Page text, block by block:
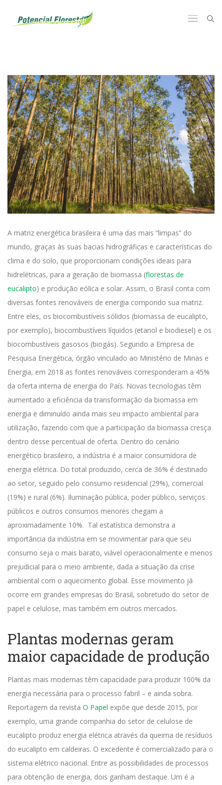
A matriz energética brasileira é uma das mais “limpas” do
mundo, graças às suas bacias hidrográficas e características do
clima e do solo, que proporcionam condições ideais para
hidrelétricas, para a geração de biomassa (florestas de
eucalipto) e produção eólica e solar. Assim, o Brasil conta com
diversas fontes renováveis de energia compondo sua matriz.
Entre eles, os biocombustíveis sólidos (biomassa de eucalipto,
por exemplo), biocombustíveis líquidos (etanol e biodiesel) e os
biocombustíveis gasosos (biogás). Segundo a Empresa de
Pesquisa Energética, órgão vinculado ao Ministério de Minas e
Energia, em 2018 as fontes renováveis corresponderam a 45%
da oferta interna de energia do País. Novas tecnologias têm
aumentado a eficiência da transformação da biomassa em
energia e diminuído ainda mais seu impacto ambiental para
utilização, fazendo com que a participação da biomassa cresça
dentro desse percentual de oferta. Dentro do cenário
energético brasileiro, a indústria é a maior consumidora de
energia elétrica. Do total produzido, cerca de 36% é destinado
ao setor, seguido pelo consumo residencial (29%), comercial
(19%) e rural (6%). Iluminação pública, poder público, serviços
públicos e outros consumos menores chegam a
aproximadamente 10%. Tal estatística demonstra a
importância da indústria em se movimentar para que seu
consumo seja o mais barato, viável operacionalmente e menos
prejudicial para o meio ambiente, dada a situação da crise
ambiental com o aquecimento global. Esse movimento já
ocorre em grandes empresas do Brasil, sobretudo do setor de
papel e celulose, mas também em outros mercados.
Plantas modernas geram
maior capacidade de produção
Plantas mais modernas têm capacidade para produzir 100% da
energia necessária para o processo fabril – e ainda sobra.
Reportagem da revista O Papel expõe que desde 2015, por
exemplo, uma grande companhia do setor de celulose de
eucalipto produz energia elétrica através da queima de resíduos
do eucalipto em caldeiras. O excedente é comercializado para o
sistema elétrico nacional. Entre as possibilidades de processos
para obtenção de energia, dois ganham destaque. Um é a